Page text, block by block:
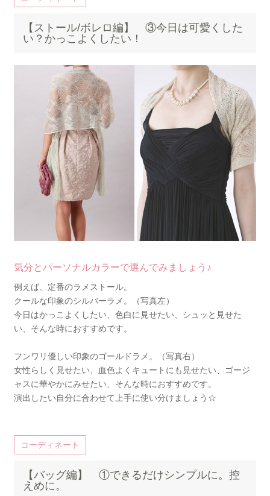
【ストール/ボレロ編】 ③今日は可愛くした
い？かっこよくしたい！
気分とパーソナルカラーで選んでみましょう♪
例えば、定番のラメストール。
クールな印象のシルバーラメ。（写真左）
今日はかっこよくしたい、色白に見せたい、シュッと見せた
い、そんな時におすすめです。
フンワリ優しい印象のゴールドラメ。（写真右）
女性らしく見せたい、血色よくキュートにも見せたい、ゴージ
ャスに華やかにみせたい、そんな時におすすめです。
演出したい自分に合わせて上手に使い分けましょう☆
コーディネート
【バッグ編】 ①できるだけシンプルに。控
えめに。